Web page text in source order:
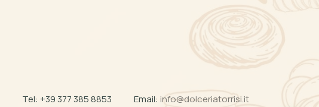
Tel: +39 377 385 8853 Email: info@dolceriatorrisi.it